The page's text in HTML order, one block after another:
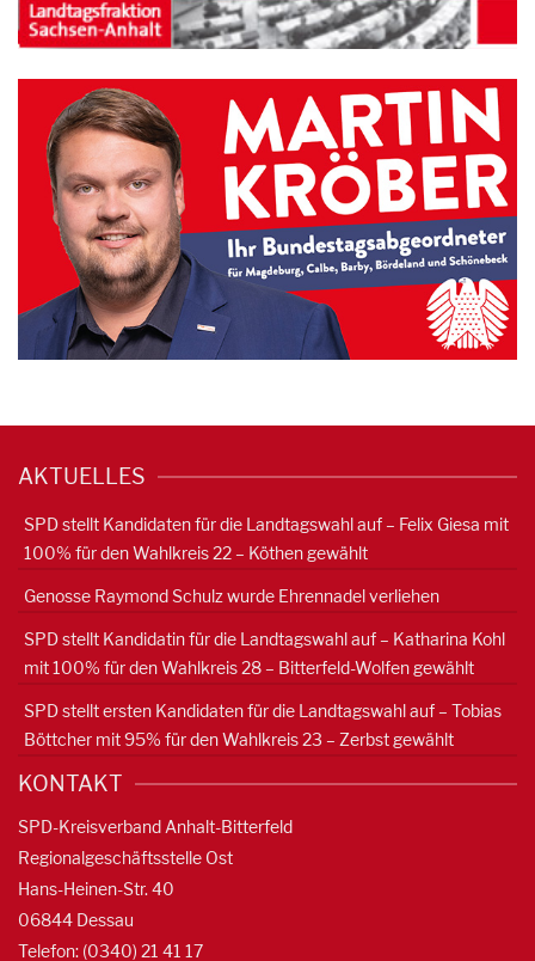
AKTUELLES
SPD stellt Kandidaten für die Landtagswahl auf – Felix Giesa mit
100% für den Wahlkreis 22 – Köthen gewählt
Genosse Raymond Schulz wurde Ehrennadel verliehen
SPD stellt Kandidatin für die Landtagswahl auf – Katharina Kohl
mit 100% für den Wahlkreis 28 – Bitterfeld-Wolfen gewählt
SPD stellt ersten Kandidaten für die Landtagswahl auf – Tobias
Böttcher mit 95% für den Wahlkreis 23 – Zerbst gewählt
KONTAKT
SPD-Kreisverband Anhalt-Bitterfeld
Regionalgeschäftsstelle Ost
Hans-Heinen-Str. 40
06844 Dessau
Telefon: (0340) 21 41 17